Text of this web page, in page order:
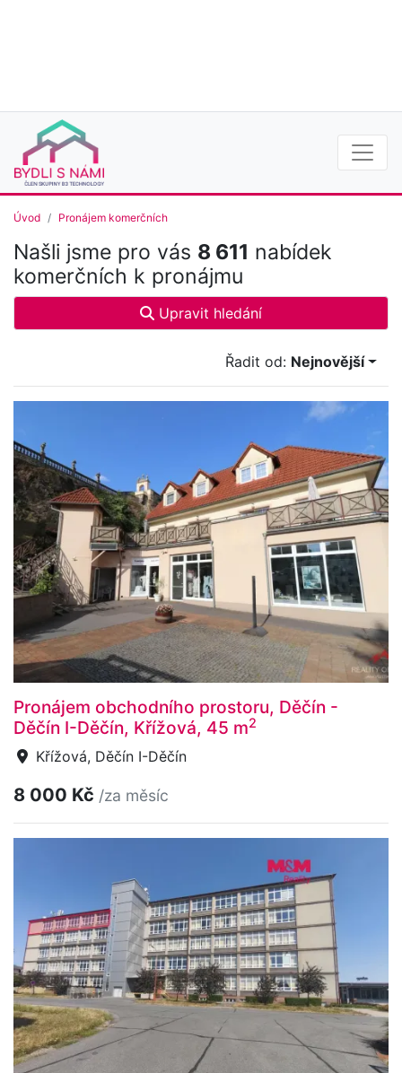
Úvod Pronájem komerčních
Našli jsme pro vás 8 611 nabídek
komerčních k pronájmu
Upravit hledání
Řadit od: Nejnovější
Pronájem obchodního prostoru, Děčín -
Děčín I-Děčín, Křížová, 45 m2
Křížová, Děčín I-Děčín
8 000 Kč /za měsíc